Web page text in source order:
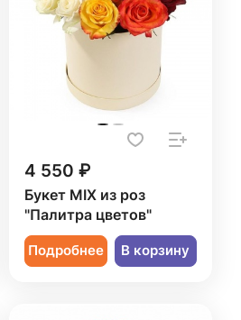
4 550 ₽
Букет MIX из роз
"Палитра цветов"
Подробнее В корзину